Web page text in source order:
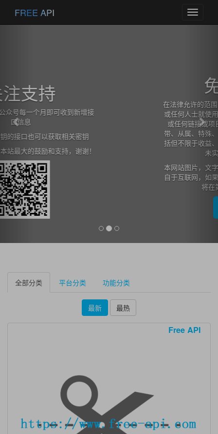
Toggle
FREE API
在法律允许的范围内，本网站在此声明,不承担用户
或任何人士就使用或未能使用本网站所提供的信息
或任何链接或项目所引致的任何直接、间接、附
带、从属、特殊、惩罚性或惩戒性的损害赔偿（包
括但不限于收益、预期利润的损失或失去的业务、
未实现预期的节省）。
本网站图片，文字，接口信息之类版权申明，皆来
自于互联网，如果侵犯，请及时通知我们，本网站
Previous
全部分类 平台分类 功能分类
最新 最热
Free API